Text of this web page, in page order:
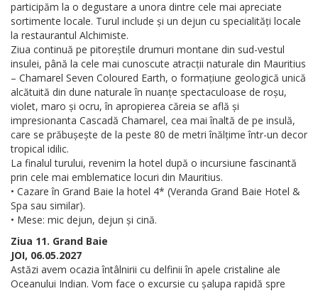
participăm la o degustare a unora dintre cele mai apreciate
sortimente locale. Turul include și un dejun cu specialități locale
la restaurantul Alchimiste.
Ziua continuă pe pitoreștile drumuri montane din sud-vestul
insulei, până la cele mai cunoscute atracții naturale din Mauritius
– Chamarel Seven Coloured Earth, o formațiune geologică unică
alcătuită din dune naturale în nuanțe spectaculoase de roșu,
violet, maro și ocru, în apropierea căreia se află și
impresionanta Cascadă Chamarel, cea mai înaltă de pe insulă,
care se prăbușește de la peste 80 de metri înălțime într-un decor
tropical idilic.
La finalul turului, revenim la hotel după o incursiune fascinantă
prin cele mai emblematice locuri din Mauritius.
• Cazare în Grand Baie la hotel 4* (Veranda Grand Baie Hotel &
Spa sau similar).
• Mese: mic dejun, dejun și cină.
Ziua 11. Grand Baie
JOI, 06.05.2027
Astăzi avem ocazia întâlnirii cu delfinii în apele cristaline ale
Oceanului Indian. Vom face o excursie cu șalupa rapidă spre